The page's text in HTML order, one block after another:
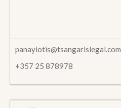
panayiotis@tsangarislegal.com
+357 25 878978